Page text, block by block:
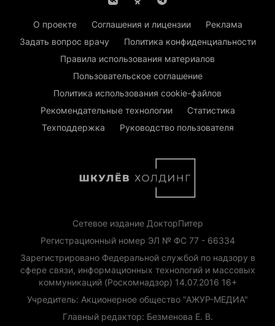
О проекте Соглашения и лицензии
Реклама
Задать вопрос врачу
Политика конфиденциальности
Правила использования материалов
Пользовательское соглашение
Политика использования cookie-файлов
Рекомендательные технологии
Статистика
Техподдержка
Руководство пользователя
Сетевое издание ДокторПитер
Регистрационный номер ЭЛ № ФС 77 - 66334
Зарегистрировано Федеральной службой по надзору в
сфере связи, информационных технологий и массовых
коммуникаций (Роскомнадзор) 14.07.2016 16+
Учредитель: Акционерное общество "АЖУР-МЕДИА"
Главный редактор: Безменова Е. В.